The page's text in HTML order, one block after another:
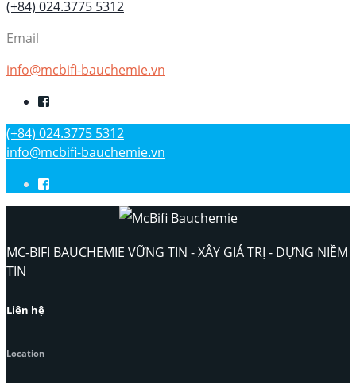
(+84) 024.3775 5312
Email
info@mcbifi-bauchemie.vn
(+84) 024.3775 5312
info@mcbifi-bauchemie.vn
MC-BIFI BAUCHEMIE VỮNG TIN - XÂY GIÁ TRỊ - DỰNG NIỀM
TIN
Liên hệ
Location